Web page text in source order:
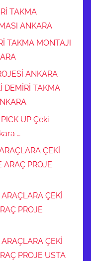
TAKMA
ANKARA
TAKMA MONTAJI
ANKARA
DEMİRİ TAKMA
UP Çeki
…
ÇEKİ
ARAÇ PROJE
ÇEKİ
PROJE
ÇEKİ
PROJE USTA